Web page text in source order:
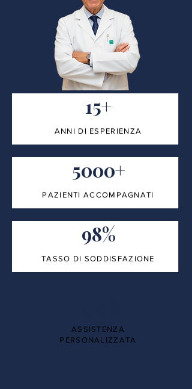
15+
ANNI DI ESPERIENZA
5000+
PAZIENTI ACCOMPAGNATI
98%
TASSO DI SODDISFAZIONE
ASSISTENZA
PERSONALIZZATA